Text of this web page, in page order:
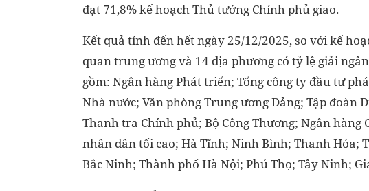
đạt 71,8% kế hoạch Thủ tướng Chính phủ giao.
Kết quả tính đến hết ngày 25/12/2025, so với kế
quan trung ương và 14 địa phương có tỷ lệ giải
gồm: Ngân hàng Phát triển; Tổng công ty đầu tư
Nhà nước; Văn phòng Trung ương Đảng; Tập đoàn
Thanh tra Chính phủ; Bộ Công Thương; Ngân
nhân dân tối cao; Hà Tĩnh; Ninh Bình; Thanh Hóa;
Bắc Ninh; Thành phố Hà Nội; Phú Thọ; Tây Ninh;